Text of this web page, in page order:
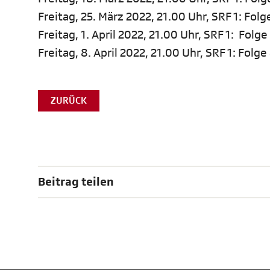
Freitag, 25. März 2022, 21.00 Uhr, SRF 1:
Freitag, 1. April 2022, 21.00 Uhr, SRF 1: Folge
Freitag, 8. April 2022, 21.00 Uhr, SRF 1: Folge
ZURÜCK
Beitrag teilen